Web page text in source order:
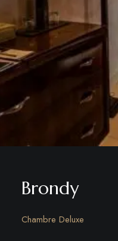
Brondy
Chambre Deluxe